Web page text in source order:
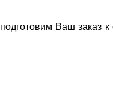
Ваш заказ